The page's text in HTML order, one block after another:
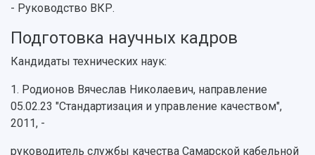
- Руководство ВКР.
Подготовка научных кадров
Кандидаты технических наук:
1. Родионов Вячеслав Николаевич, направление
05.02.23 "Стандартизация и управление качеством",
2011, -
руководитель службы качества Самарской кабельной